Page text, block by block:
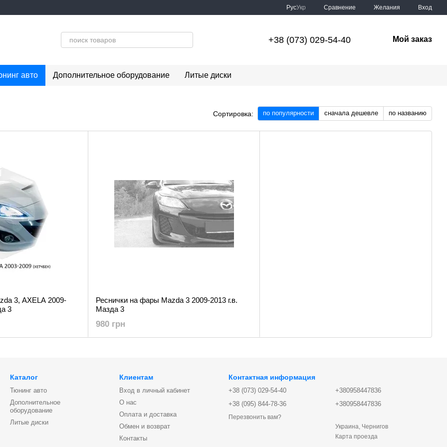
РусУкр Сравнение Желания Вход
+38 (073) 029-54-40 Мой заказ
авто Дополнительное оборудование Литые диски
Сортировка: по популярности сначала дешевле по названию
3, AXELA 2009-
3
Реснички на фары Mazda 3 2009-2013 г.в.
Мазда 3
980 грн
Каталог
Тюнинг авто
Дополнительное
оборудование
Литые диски
Клиентам
Вход в личный кабинет
О нас
Оплата и доставка
Обмен и возврат
Контакты
Контактная информация
+38 (073) 029-54-40
+38 (095) 844-78-36
Перезвонить вам?
+380958447836
+380958447836
Украина, Чернигов
Карта проезда